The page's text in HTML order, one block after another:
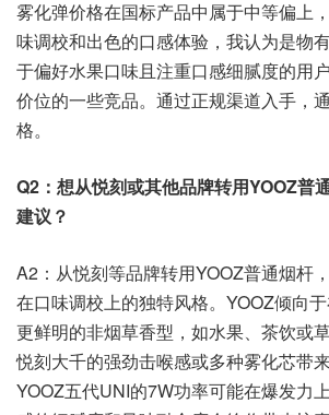
雾化弹价格在国标产品中属于中等偏上
味调校和出色的口感体验，我认为是物
于偏好水果口味且注重口感细腻度的用
价位的一些竞品。通过正规渠道入手，
格。
Q2：想从悦刻或其他品牌转用YOOZ普
建议？
A2：从悦刻等品牌转用YOOZ普通烟杆
在口味调校上的独特风格。YOOZ倾向
更鲜明的非烟草香型，如水果、茶饮或
悦刻大千的强劲击喉感或多种雾化芯带
YOOZ五代UNI的7W功率可能在爆发力